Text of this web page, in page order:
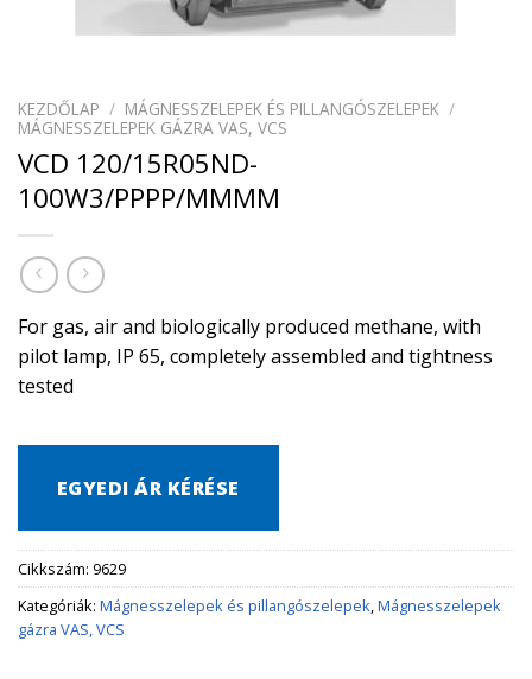
KEZDŐLAP / MÁGNESSZELEPEK ÉS PILLANGÓSZELEPEK /
MÁGNESSZELEPEK GÁZRA VAS, VCS
VCD 120/15R05ND-
100W3/PPPP/MMMM
For gas, air and biologically produced methane, with
pilot lamp, IP 65, completely assembled and tightness
tested
EGYEDI ÁR KÉRÉSE
Cikkszám: 9629
Kategóriák: Mágnesszelepek és pillangószelepek,Mágnesszelepek
gázra VAS, VCS